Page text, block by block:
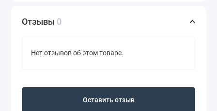
Отзывы 0
Нет отзывов об этом товаре.
Оставить отзыв